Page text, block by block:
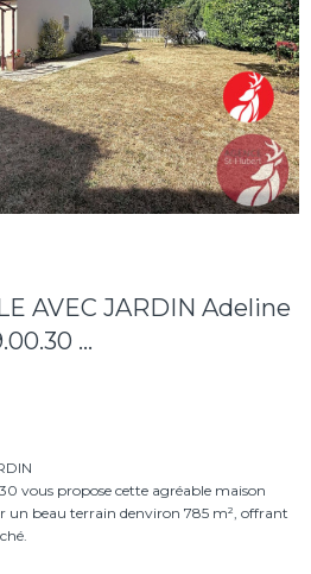
AVEC JARDIN Adeline
...
vous propose cette agréable maison
un beau terrain denviron 785 m², offrant